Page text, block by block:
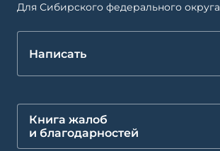
Для Сибирского федерального округа
Написать
Книга жалоб
и благодарностей